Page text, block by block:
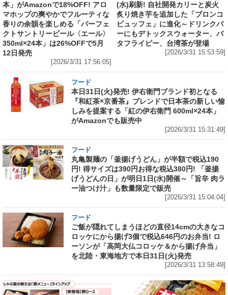
本」がAmazonで18%OFF! アロ
マホップの爽やかでフルーティな
香りの余韻を楽しめる「パーフェ
クトサントリービール〈エール〉
350ml×24本」は26%OFFで5月
12日発売
[2026/3/31 17:56:05]
(水)刷新! 自社開発カリーと炭火
炙り焼き芋を追加した「ブロンコ
ビュッフェ」に進化～ドリンクバ
ーにもデトックスウォーター、バ
タフライピー、台湾茶が登場
[2026/3/31 15:53:59]
フード
本日31日(火)発売! 伊右衛門ブランド初となる
『和紅茶×京番茶』ブレンドで日本茶の新しい愉
しみを提案する「紅の伊右衛門 600ml×24本」
がAmazonでも販売中
[2026/3/31 15:31:49]
フード
丸亀製麺の「釜揚げうどん」が半額で税込190
円! 得サイズは390円お得な税込380円! 「釜揚
げうどんの日」が明日1日(水)開催～「旨辛 肉ラ
ー油つけ汁」も数量限定で販売
[2026/3/31 15:04:04]
フード
ご飯が隠れてしまうほどの直径14cmの大きなコ
ロッケにから揚げ3個で税込646円のお弁当! ロ
ーソンが「高岡大仏コロッケ＆から揚げ弁当」
を北陸・東海地方で本日31日(火)発売
[2026/3/31 13:58:49]